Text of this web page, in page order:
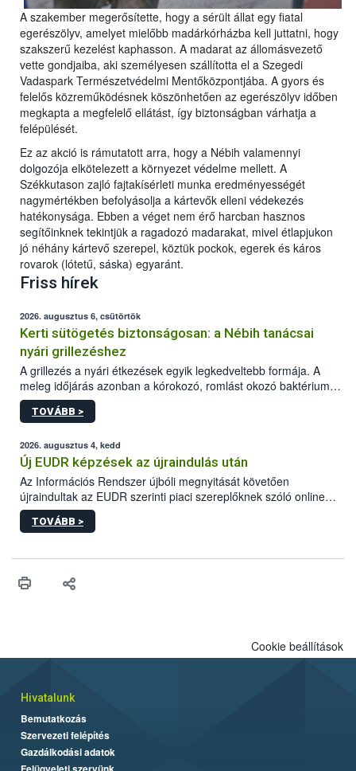
A szakember megerősítette, hogy a sérült állat egy fiatal
egerészölyv, amelyet mielőbb madárkórházba kell juttatni, hogy
szakszerű kezelést kaphasson. A madarat az állomásvezető
vette gondjaiba, aki személyesen szállította el a Szegedi
Vadaspark Természetvédelmi Mentőközpontjába. A gyors és
felelős közreműködésnek köszönhetően az egerészölyv időben
megkapta a megfelelő ellátást, így biztonságban várhatja a
felépülését.
Ez az akció is rámutatott arra, hogy a Nébih valamennyi
dolgozója elkötelezett a környezet védelme mellett. A
Székkutason zajló fajtakísérleti munka eredményességét
nagymértékben befolyásolja a kártevők elleni védekezés
hatékonysága. Ebben a véget nem érő harcban hasznos
segítőinknek tekintjük a ragadozó madarakat, mivel étlapjukon
jó néhány kártevő szerepel, köztük pockok, egerek és káros
rovarok (lótetű, sáska) egyaránt.
Friss hírek
2026. augusztus 6, csütörtök
Kerti sütögetés biztonságosan: a Nébih tanácsai
nyári grillezéshez
A grillezés a nyári étkezések egyik legkedveltebb formája. A
meleg időjárás azonban a kórokozó, romlást okozó baktériumok
gyorsabb szaporodásának is kedvez. A szabadtéri sütögetés
ezért nem csupán a megfelelő sütési technikáról szól: legalább
higiéniai szabályok betartása, a megfelelő hőkezelés, valamint a
maradékok szakszerű tárolása. A Nemzeti Élelmiszerlánc-
biztonsági Hivatal (Nébih) Oktatási Programja összegyűjtötte a
biztonságos grillezés legfontosabb tudnivalóit.
TOVÁBB >
2026. augusztus 4, kedd
Új EUDR képzések az újraindulás után
Az Információs Rendszer újbóli megnyitását követően
újraindultak az EUDR szerinti piaci szereplőknek szóló online
képzések.
TOVÁBB >
Cookie beállítások
Hivatalunk
Bemutatkozás
Szervezeti felépítés
Gazdálkodási adatok